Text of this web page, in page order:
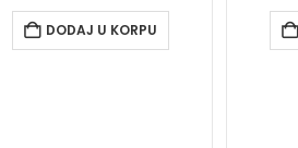
DODAJ U KORPU